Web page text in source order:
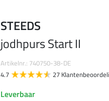
STEEDS
jodhpurs Start II
Artikelnr.: 740750-38-DE
4.7
27
Leverbaar